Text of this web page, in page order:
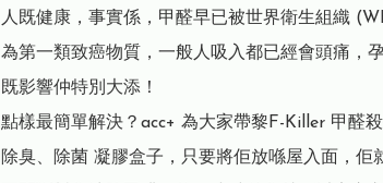
人既健康，事實係，甲醛早已被世界衛生組織
為第一類致癌物質，一般人吸入都已經會頭痛，
既影響仲特別大添！
點樣最簡單解決？acc+ 為大家帶黎F-Killer 甲醛殺
除臭、除菌 凝膠盒子，只要將佢放喺屋入面，佢